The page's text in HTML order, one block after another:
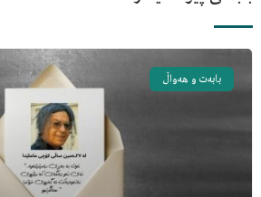
بابەت و هەواڵ